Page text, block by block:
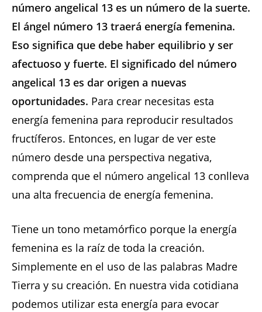
número angelical 13 es un número de la suerte.
El ángel número 13 traerá energía femenina.
Eso significa que debe haber equilibrio y ser
afectuoso y fuerte. El significado del número
angelical 13 es dar origen a nuevas
oportunidades. Para crear necesitas esta
energía femenina para reproducir resultados
fructíferos. Entonces, en lugar de ver este
número desde una perspectiva negativa,
comprenda que el número angelical 13 conlleva
una alta frecuencia de energía femenina.
Tiene un tono metamórfico porque la energía
femenina es la raíz de toda la creación.
Simplemente en el uso de las palabras Madre
Tierra y su creación. En nuestra vida cotidiana
podemos utilizar esta energía para evocar